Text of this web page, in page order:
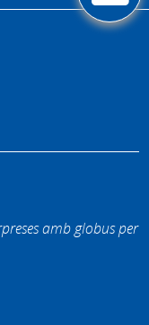
amb globus per